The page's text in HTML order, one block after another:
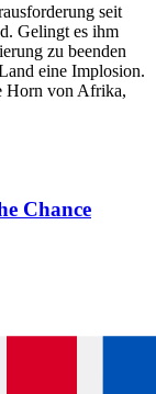
seit
Gelingt es ihm
zu beenden
eine Implosion.
Horn von Afrika,
Chance